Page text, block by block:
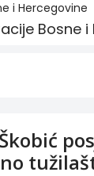
i Hercegovine
Bosne